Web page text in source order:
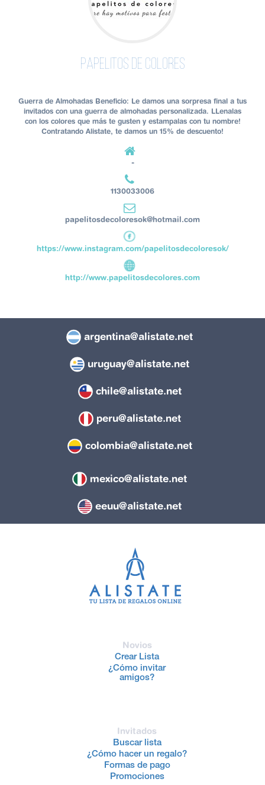
Papelitos de Colores
Guerra de Almohadas Beneficio: Le damos una sorpresa final a tus
invitados con una guerra de almohadas personalizada. LLenalas
con los colores que más te gusten y estampalas con tu nombre!
Contratando Alistate, te damos un 15% de descuento!
-
1130033006
papelitosdecoloresok@hotmail.com
https://www.instagram.com/papelitosdecoloresok/
http://www.papelitosdecolores.com
argentina@alistate.net
uruguay@alistate.net
chile@alistate.net
peru@alistate.net
colombia@alistate.net
mexico@alistate.net
eeuu@alistate.net
Novios
Crear Lista
¿Cómo invitar
amigos?
Invitados
Buscar lista
¿Cómo hacer un regalo?
Formas de pago
Promociones